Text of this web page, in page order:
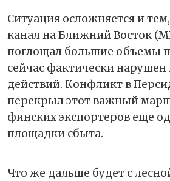
Ситуация осложняется и
канал на Ближний Восток
поглощал большие объемы
сейчас фактически
действий. Конфликт в
перекрыл этот важный
финских экспортеров еще
площадки сбыта.
Что же дальше будет с